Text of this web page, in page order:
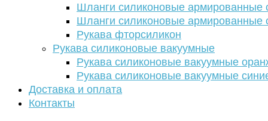
Шланги силиконовые армированные
Шланги силиконовые армированные
Рукава фторсиликон
Рукава силиконовые вакуумные
Рукава силиконовые вакуумные
Рукава силиконовые вакуумные
Доставка и оплата
Контакты